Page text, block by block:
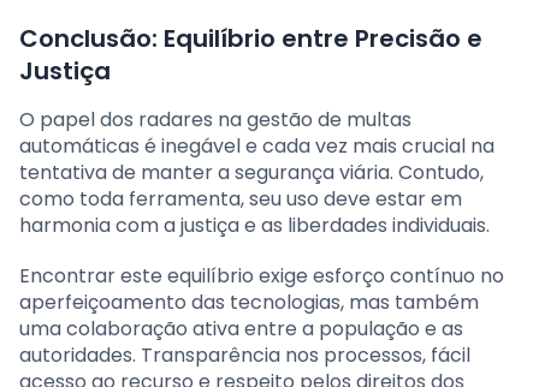
Conclusão: Equilíbrio entre Precisão e
Justiça
O papel dos radares na gestão de multas
automáticas é inegável e cada vez mais crucial na
tentativa de manter a segurança viária. Contudo,
como toda ferramenta, seu uso deve estar em
harmonia com a justiça e as liberdades individuais.
Encontrar este equilíbrio exige esforço contínuo no
aperfeiçoamento das tecnologias, mas também
uma colaboração ativa entre a população e as
autoridades. Transparência nos processos, fácil